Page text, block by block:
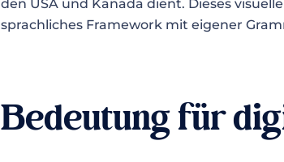
den USA und Kanada dient. Dieses
sprachliches Framework mit eigener
Bedeutung für